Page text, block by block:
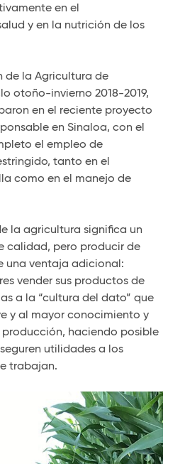
en el
y en la nutrición de los
de la Agricultura de
otoño-invierno 2018-2019,
en el reciente proyecto
en Sinaloa, con el
el empleo de
tanto en el
como en el manejo de
la agricultura significa un
calidad, pero producir de
una ventaja adicional:
vender sus productos de
a la “cultura del dato” que
y al mayor conocimiento y
haciendo posible
utilidades a los
trabajan.